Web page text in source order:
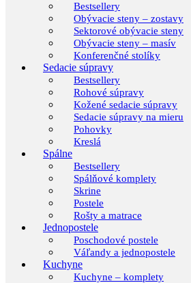
Bestsellery
Obývacie steny – zostavy
Sektorové obývacie steny
Obývacie steny – masív
Konferenčné stolíky
Sedacie súpravy
Bestsellery
Rohové súpravy
Kožené sedacie súpravy
Sedacie súpravy na mieru
Pohovky
Kreslá
Spálne
Bestsellery
Spálňové komplety
Skrine
Postele
Rošty a matrace
Jednopostele
Poschodové postele
Váľandy a jednopostele
Kuchyne
Kuchyne – komplety